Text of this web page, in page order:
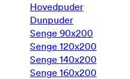
Hovedpuder
Dunpuder
Senge 90x200
Senge 120x200
Senge 140x200
Senge 160x200